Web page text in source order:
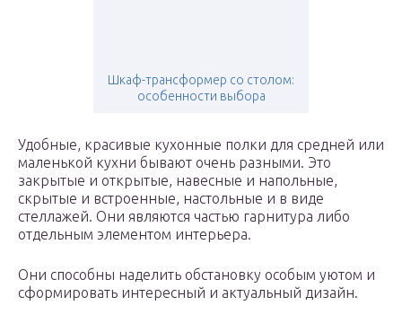
Шкаф-трансформер со столом:
особенности выбора
Удобные, красивые кухонные полки для средней или
маленькой кухни бывают очень разными. Это
закрытые и открытые, навесные и напольные,
скрытые и встроенные, настольные и в виде
стеллажей. Они являются частью гарнитура либо
отдельным элементом интерьера.
Они способны наделить обстановку особым уютом и
сформировать интересный и актуальный дизайн.